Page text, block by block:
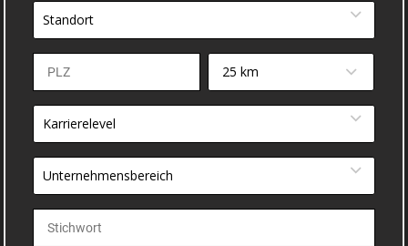
Standort
25 km
Karrierelevel
Unternehmensbereich